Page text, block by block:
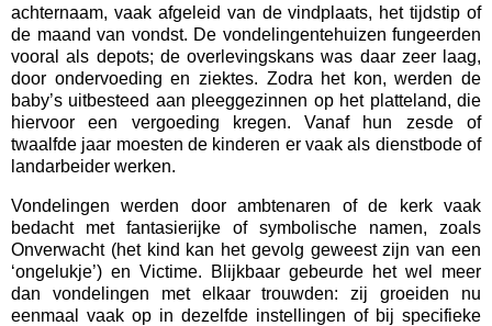
achternaam, vaak afgeleid van de vindplaats, het tijdstip of
de maand van vondst. De vondelingentehuizen fungeerden
vooral als depots; de overlevingskans was daar zeer laag,
door ondervoeding en ziektes. Zodra het kon, werden de
baby’s uitbesteed aan pleeggezinnen op het platteland, die
hiervoor een vergoeding kregen. Vanaf hun zesde of
twaalfde jaar moesten de kinderen er vaak als dienstbode of
landarbeider werken.
Vondelingen werden door ambtenaren of de kerk vaak
bedacht met fantasierijke of symbolische namen, zoals
Onverwacht (het kind kan het gevolg geweest zijn van een
‘ongelukje’) en Victime. Blijkbaar gebeurde het wel meer
dan vondelingen met elkaar trouwden: zij groeiden nu
eenmaal vaak op in dezelfde instellingen of bij specifieke